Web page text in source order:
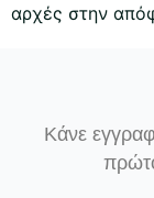
αρχές στην
Κάνε